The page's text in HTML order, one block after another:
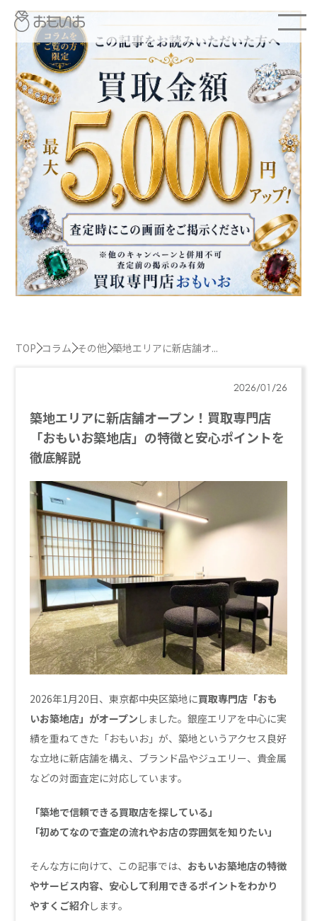
TOP コラム その他 築地エリアに新店舗オ...
2026/01/26
築地エリアに新店舗オープン！買取専門店
「おもいお築地店」の特徴と安心ポイントを
徹底解説
2026年1月20日、東京都中央区築地に買取専門店「おも
いお築地店」がオープン しました。銀座エリアを中心に実
績を重ねてきた「おもいお」が、築地というアクセス良好
な立地に新店舗を構え、ブランド品やジュエリー、貴金属
などの対面査定に対応しています。
「築地で信頼できる買取店を探している」
「初めてなので査定の流れやお店の雰囲気を知りたい」
そんな方に向けて、この記事では、 おもいお築地店の特徴
やサービス内容、安心して利用できるポイントをわかり
やすくご紹介します。